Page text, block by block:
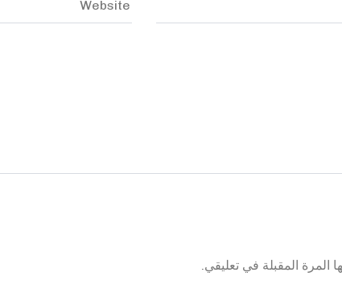
المرة المقبلة في تعليقي.